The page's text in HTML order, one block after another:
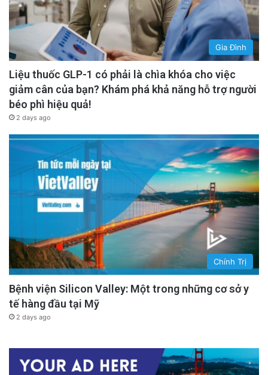
Gia Đình
Liệu thuốc GLP-1 có phải là chìa khóa cho việc
giảm cân của bạn? Khám phá khả năng hỗ trợ người
béo phì hiệu quả!
2 days ago
Chính Trị
Bệnh viện Silicon Valley: Một trong những cơ sở y
tế hàng đầu tại Mỹ
2 days ago